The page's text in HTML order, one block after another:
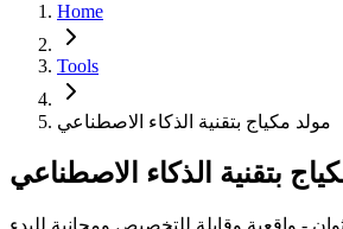
Home
Tools
مولد مكياج بتقنية الذكاء الاصطناعي
بتقنية الذكاء الاصطناعي
- واقعية وقابلة للتخصيص ومجانية للبدء